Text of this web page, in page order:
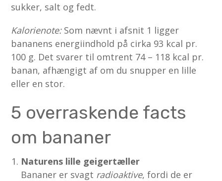
sukker, salt og fedt.
Kalorienote:Som nævnt i afsnit 1 ligger
bananens energiindhold på cirka 93 kcal pr.
100 g. Det svarer til omtrent 74 – 118 kcal pr.
banan, afhængigt af om du snupper en lille
eller en stor.
5 overraskende facts
om bananer
Naturens lille geigertæller
Bananer er svagt radioaktive, fordi de er